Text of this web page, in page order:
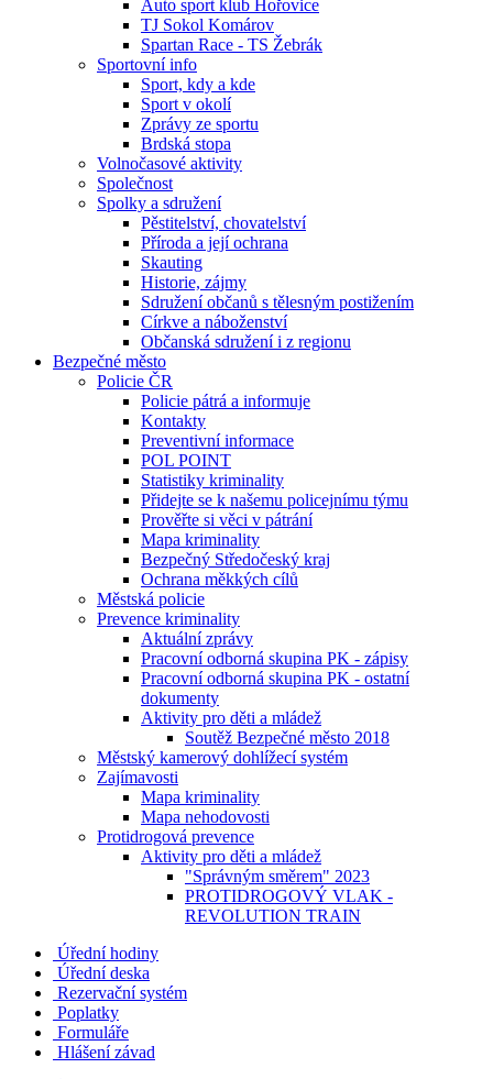
Auto sport klub Hořovice
TJ Sokol Komárov
Spartan Race - TS Žebrák
Sportovní info
Sport, kdy a kde
Sport v okolí
Zprávy ze sportu
Brdská stopa
Volnočasové aktivity
Společnost
Spolky a sdružení
Pěstitelství, chovatelství
Příroda a její ochrana
Skauting
Historie, zájmy
Sdružení občanů s tělesným postižením
Církve a náboženství
Občanská sdružení i z regionu
Bezpečné město
Policie ČR
Policie pátrá a informuje
Kontakty
Preventivní informace
POL POINT
Statistiky kriminality
Přidejte se k našemu policejnímu týmu
Prověřte si věci v pátrání
Mapa kriminality
Bezpečný Středočeský kraj
Ochrana měkkých cílů
Městská policie
Prevence kriminality
Aktuální zprávy
Pracovní odborná skupina PK - zápisy
Pracovní odborná skupina PK - ostatní
dokumenty
Aktivity pro děti a mládež
Soutěž Bezpečné město 2018
Městský kamerový dohlížecí systém
Zajímavosti
Mapa kriminality
Mapa nehodovosti
Protidrogová prevence
Aktivity pro děti a mládež
"Správným směrem" 2023
PROTIDROGOVÝ VLAK -
REVOLUTION TRAIN
Úřední hodiny
Úřední deska
Rezervační systém
Poplatky
Formuláře
Hlášení závad